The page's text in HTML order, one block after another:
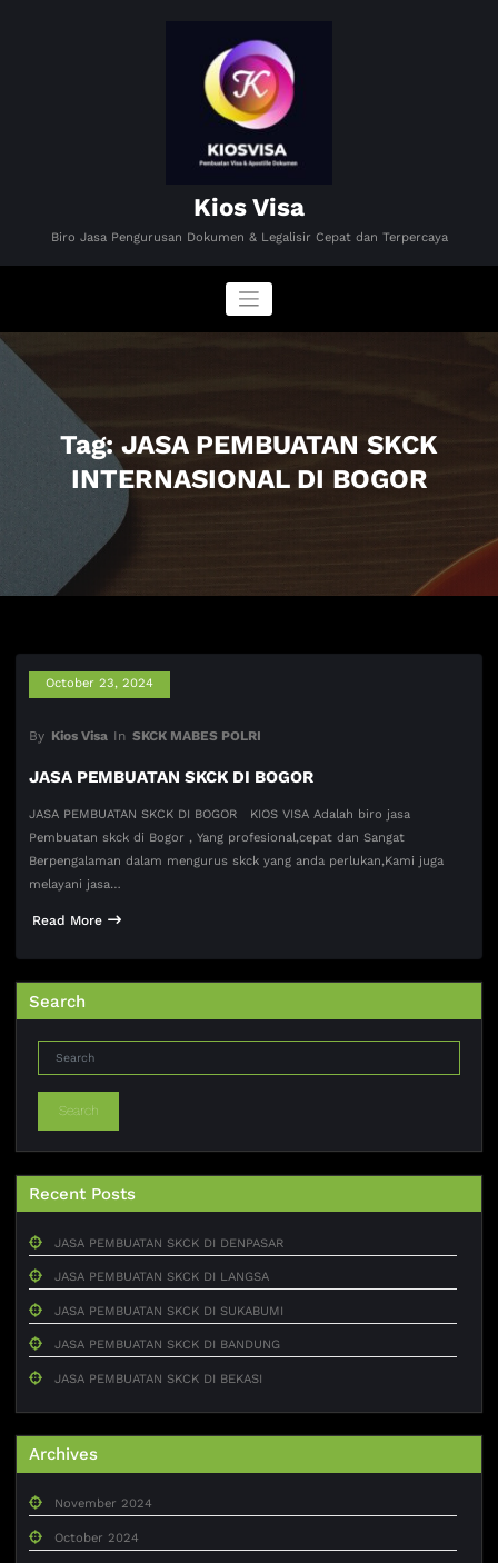
Kios Visa
Biro Jasa Pengurusan Dokumen & Legalisir Cepat dan Terpercaya
Tag: JASA PEMBUATAN SKCK
INTERNASIONAL DI BOGOR
October 23, 2024
By Kios Visa In SKCK MABES POLRI
JASA PEMBUATAN SKCK DI BOGOR
JASA PEMBUATAN SKCK DI BOGOR KIOS VISA Adalah biro jasa
Pembuatan skck di Bogor , Yang profesional,cepat dan Sangat
Berpengalaman dalam mengurus skck yang anda perlukan,Kami juga
melayani jasa…
Read More
Search
Search
Recent Posts
JASA PEMBUATAN SKCK DI DENPASAR
JASA PEMBUATAN SKCK DI LANGSA
JASA PEMBUATAN SKCK DI SUKABUMI
JASA PEMBUATAN SKCK DI BANDUNG
JASA PEMBUATAN SKCK DI BEKASI
Archives
November 2024
October 2024